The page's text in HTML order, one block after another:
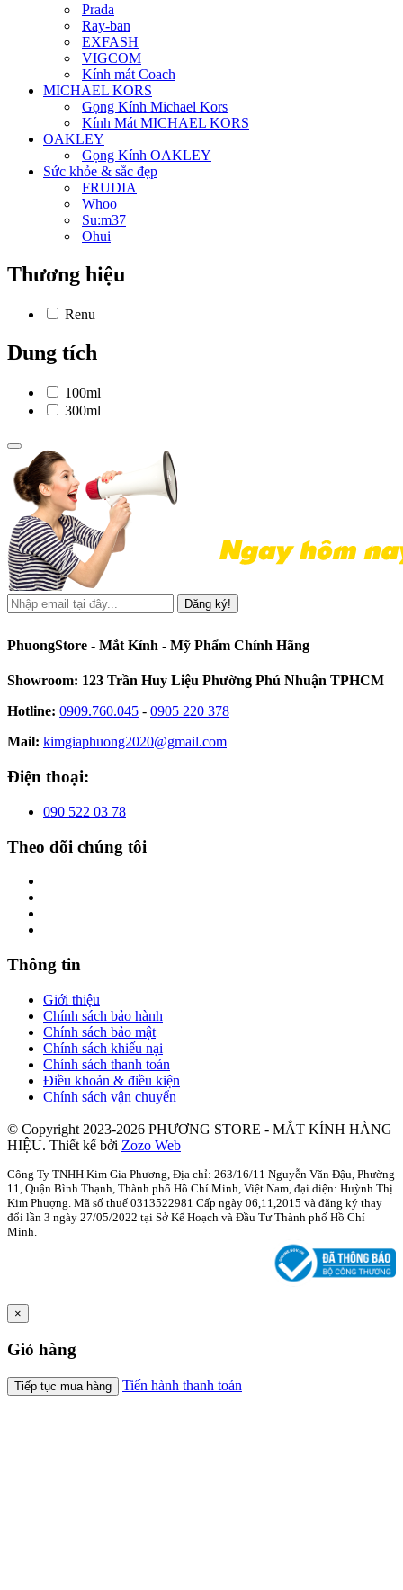
Prada
Ray-ban
EXFASH
VIGCOM
Kính mát Coach
MICHAEL KORS
Gọng Kính Michael Kors
Kính Mát MICHAEL KORS
OAKLEY
Gọng Kính OAKLEY
Sức khỏe & sắc đẹp
FRUDIA
Whoo
Su:m37
Ohui
Thương hiệu
Renu
Dung tích
100ml
300ml
Đăng ký!
PhuongStore - Mắt Kính - Mỹ Phẩm Chính Hãng
Showroom: 123 Trần Huy Liệu Phường Phú Nhuận TPHCM
Hotline: 0909.760.045 - 0905 220 378
Mail: kimgiaphuong2020@gmail.com
Điện thoại:
090 522 03 78
Theo dõi chúng tôi
Thông tin
Giới thiệu
Chính sách bảo hành
Chính sách bảo mật
Chính sách khiếu nại
Chính sách thanh toán
Điều khoản & điều kiện
Chính sách vận chuyển
© Copyright 2023-2026 PHƯƠNG STORE - MẮT KÍNH HÀNG
HIỆU. Thiết kế bởi Zozo Web
Công Ty TNHH Kim Gia Phương, Địa chỉ: 263/16/11 Nguyễn Văn Đậu, Phường
11, Quận Bình Thạnh, Thành phố Hồ Chí Minh, Việt Nam, đại diện: Huỳnh Thị
Kim Phượng. Mã số thuế 0313522981 Cấp ngày 06,11,2015 và đăng ký thay
đổi lần 3 ngày 27/05/2022 tại Sở Kế Hoạch và Đầu Tư Thành phố Hồ Chí
Minh.
×
Giỏ hàng
Tiếp tục mua hàng Tiến hành thanh toán